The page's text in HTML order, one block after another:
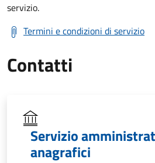
servizio.
Termini e condizioni di servizio
Contatti
Servizio
anagrafici